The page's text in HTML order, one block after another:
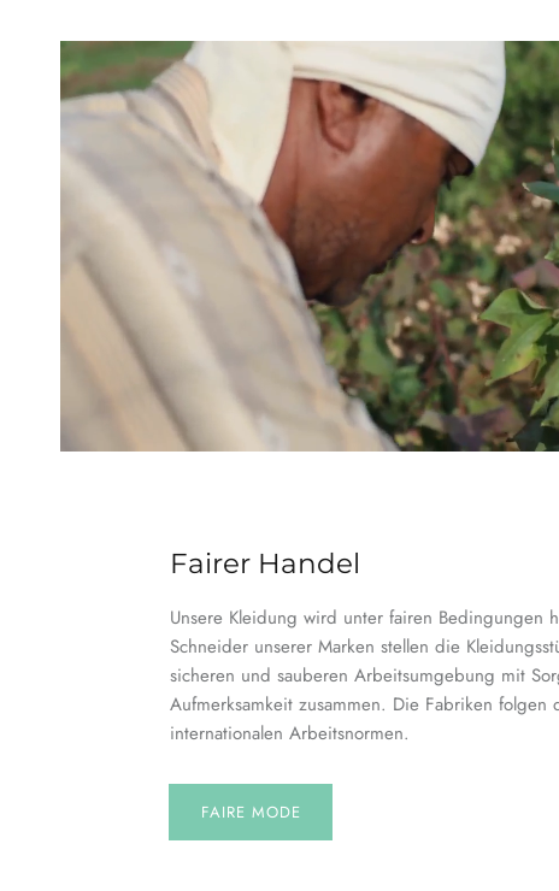
Fairer Handel
Unsere Kleidung wird unter fairen Bedingungen
Schneider unserer Marken stellen die
sicheren und sauberen Arbeitsumgebung mit
Aufmerksamkeit zusammen. Die Fabriken folgen
internationalen Arbeitsnormen.
FAIRE MODE